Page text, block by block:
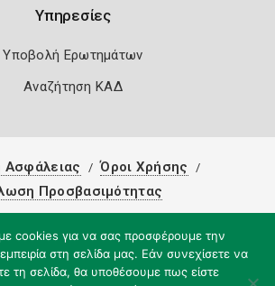
Υπηρεσίες
Υποβολή Ερωτημάτων
Αναζήτηση ΚΑΔ
Ασφάλειας
Όροι Χρήσης
Προσβασιμότητας
cookies για να σας προσφέρουμε την
στη σελίδα μας. Εάν συνεχίσετε να
τη σελίδα, θα υποθέσουμε πως είστε